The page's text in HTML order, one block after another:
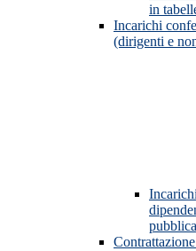
in
Incarichi
(dirigenti e